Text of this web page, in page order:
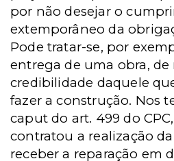
por não desejar o
extemporâneo da
Pode tratar-se, por
entrega de uma obra,
credibilidade daquele
fazer a construção. Nos
caput do art. 499 do
contratou a realização
receber a reparação em